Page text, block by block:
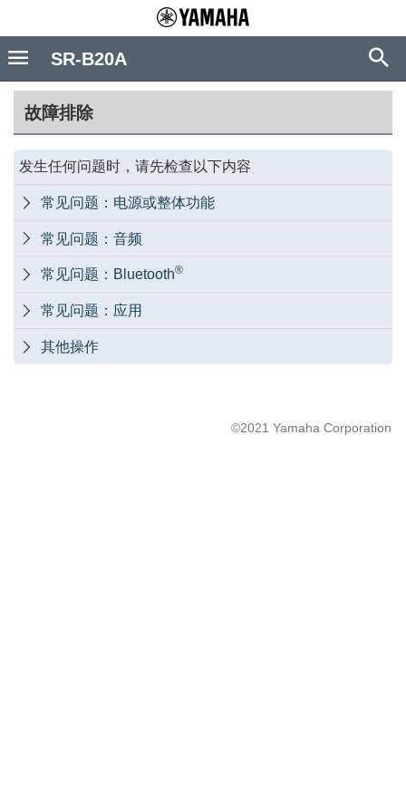
故障排除
发生任何问题时，请先检查以下内容
 常见问题：电源或整体功能
 常见问题：音频
 常见问题：Bluetooth®
 常见问题：应用
 其他操作
©2021 Yamaha Corporation
SR-B20A